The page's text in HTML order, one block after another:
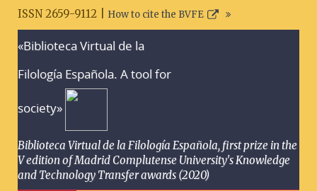
ISSN 2659-9112 | How to cite the BVFE
«Biblioteca Virtual de la
Filología Española. A tool for
society»
Biblioteca Virtual de la Filología Española, first prize in the
V edition of Madrid Complutense University's Knowledge
and Technology Transfer awards (2020)